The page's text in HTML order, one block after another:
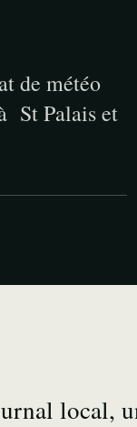
de météo
St Palais et
local,